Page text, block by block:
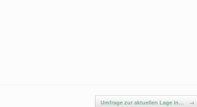
Umfrage zur aktuellen Lage in… →